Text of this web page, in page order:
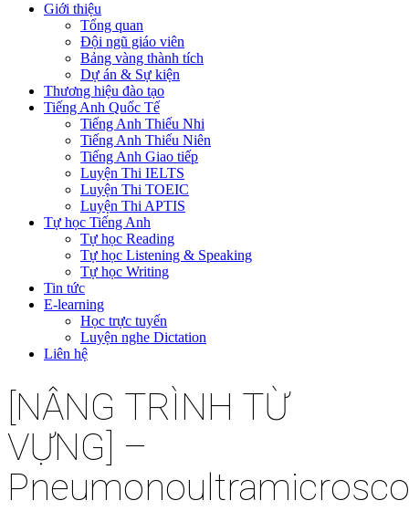
Giới thiệu
Tổng quan
Đội ngũ giáo viên
Bảng vàng thành tích
Dự án & Sự kiện
Thương hiệu đào tạo
Tiếng Anh Quốc Tế
Tiếng Anh Thiếu Nhi
Tiếng Anh Thiếu Niên
Tiếng Anh Giao tiếp
Luyện Thi IELTS
Luyện Thi TOEIC
Luyện Thi APTIS
Tự học Tiếng Anh
Tự học Reading
Tự học Listening & Speaking
Tự học Writing
Tin tức
E-learning
Học trực tuyến
Luyện nghe Dictation
Liên hệ
[NÂNG TRÌNH TỪ
VỰNG] –